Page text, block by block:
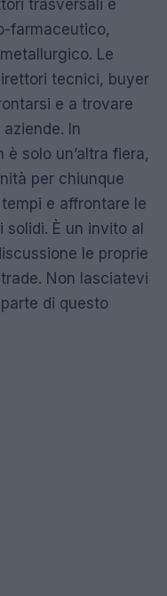
trasversali e
farmaceutico,
Le
tecnici, buyer
e a trovare
In
solo un’altra fiera,
per chiunque
e affrontare le
È un invito al
le proprie
Non lasciatevi
di questo